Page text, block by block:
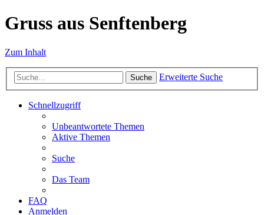
Gruss aus Senftenberg
Zum Inhalt
Suche Erweiterte Suche
Schnellzugriff
Unbeantwortete Themen
Aktive Themen
Suche
Das Team
FAQ
Anmelden